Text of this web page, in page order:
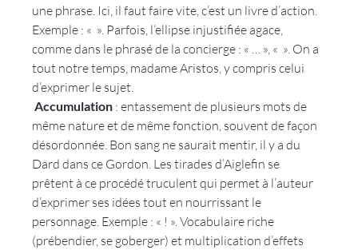
une phrase. Ici, il faut faire vite, c’est un livre d’action.
Exemple : « ». Parfois, l’ellipse injustifiée agace,
comme dans le phrasé de la concierge : « … », « ». On a
tout notre temps, madame Aristos, y compris celui
d’exprimer le sujet.
Accumulation : entassement de plusieurs mots de
même nature et de même fonction, souvent de façon
désordonnée . Bon sang ne saurait mentir, il y a du
Dard dans ce Gordon. Les tirades d’Aiglefin se
prêtent à ce procédé truculent qui permet à l’auteur
d’exprimer ses idées tout en nourrissant le
personnage. Exemple : « ! ». Vocabulaire riche
(prébendier, se goberger) et multiplication d’effets